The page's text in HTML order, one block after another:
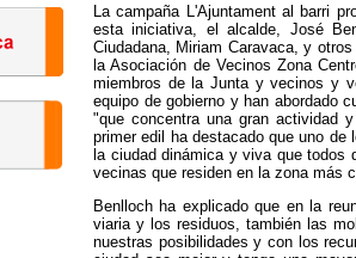
La campaña L'Ajuntament al barri
esta iniciativa, el alcalde, José
Ciudadana, Miriam Caravaca, y
la Asociación de Vecinos Zona
miembros de la Junta y vecinos y
equipo de gobierno y han abordado
"que concentra una gran actividad
primer edil ha destacado que uno
la ciudad dinámica y viva que todos
vecinas que residen en la zona más
Benlloch ha explicado que en la
viaria y los residuos, también las
nuestras posibilidades y con los